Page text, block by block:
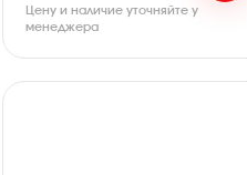
Цену и наличие уточняйте у
менеджера